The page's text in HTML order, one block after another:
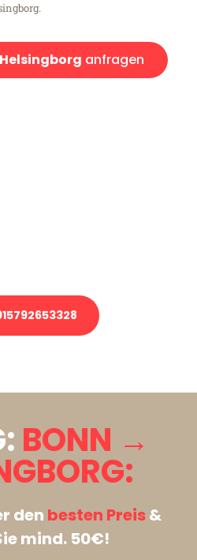
anfragen
BONN →
den besten Preis&
mind. 50€!